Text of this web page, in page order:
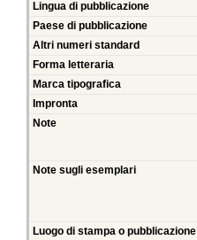
Lingua di pubblicazione
Paese di pubblicazione
Altri numeri standard
Forma letteraria
Marca tipografica
Impronta
Note
Note sugli esemplari
Luogo di stampa o pubblicazione